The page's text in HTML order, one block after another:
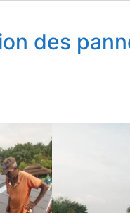
des